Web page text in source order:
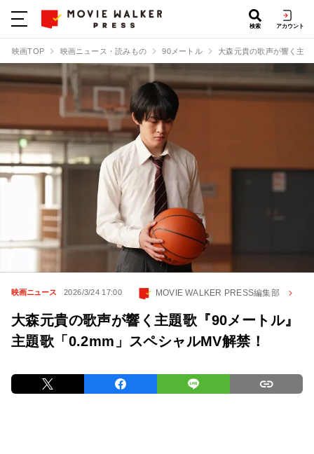
検索 アカウント
映画TOP 映画ニュース・読みもの 90メートル 大森元貴の歌声が響く主
映画ニュース 2026/3/24 17:00 MOVIE WALKER PRESS編集部
大森元貴の歌声が響く主題歌『90メートル』
主題歌「0.2mm」スペシャルMV解禁！